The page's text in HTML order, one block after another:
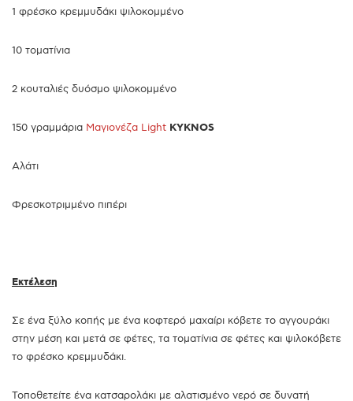
1 φρέσκο κρεμμυδάκι ψιλοκομμένο
10 τοματίνια
2 κουταλιές δυόσμο ψιλοκομμένο
150 γραμμάρια Μαγιονέζα Light KYKNOS
Αλάτι
Φρεσκοτριμμένο πιπέρι
Εκτέλεση
Σε ένα ξύλο κοπής με ένα κοφτερό μαχαίρι κόβετε το αγγουράκι
στην μέση και μετά σε φέτες, τα τοματίνια σε φέτες και ψιλοκόβετε
το φρέσκο κρεμμυδάκι.
Τοποθετείτε ένα κατσαρολάκι με αλατισμένο νερό σε δυνατή